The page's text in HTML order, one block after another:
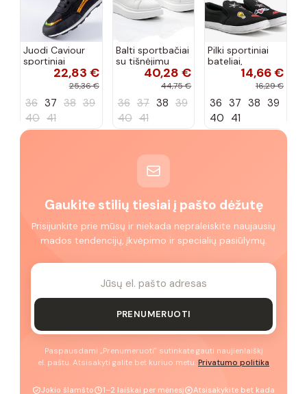
Juodi Caviour
sportiniai
sportbačiai22,83 €
25,36 €
36 37 38 39
40 41
Balti sportbačiai
su tišnėjimu
Peyton40,28 €
44,75 €
36 37 38 39
40 41
Pilki sportiniai
bateliai,
„Justice"14,66 €
16,29 €
36 37 38 39
40 41
Gaukite stilių tiesiai į pašto dėžutę
Prisijunkite prie mūsų ir niekada nepraleiskite naujausių
mados tendencijų, įkvėpimo ir specialių pasiūlymų.
PRENUMERUOTI
Paspausdami „Prenumeruoti" sutinkate gauti naujienlaiškį
el. paštu. Atsisakyti galite bet kuriuo metu. Privatumo politika
Jokio šlamšto 1–2 laiškai per mėnesį Atsisakykite bet kada